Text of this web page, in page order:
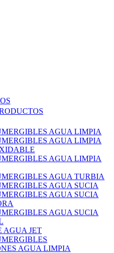
AGUA LIMPIA
AGUA LIMPIA
AGUA LIMPIA
AGUA TURBIA
AGUA SUCIA
AGUA SUCIA
AGUA SUCIA
AGUA JET
AGUA LIMPIA